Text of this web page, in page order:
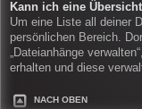
Kann ich eine
Um eine Liste all deiner
persönlichen Bereich.
„Dateianhänge
erhalten und diese
NACH OBEN